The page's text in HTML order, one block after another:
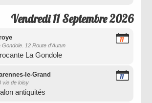
Vendredi 11 Septembre 2026
Gondole. 12 Route d'Autun
La Gondole
11
le-Grand
vie de loisy
antiquités
11